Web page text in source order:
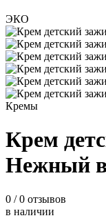
ЭКО
Кремы
Крем
Нежный
0 / 0 отзывов
в наличии